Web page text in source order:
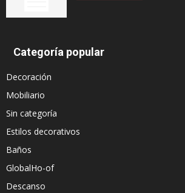
Categoría popular
Decoración
Mobiliario
Sin categoría
Estilos decorativos
Baños
GlobalHo-of
Descanso